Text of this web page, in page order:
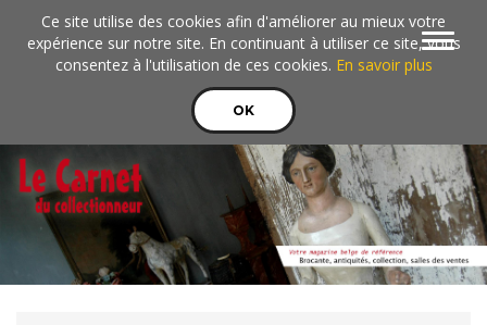
Aller au contenu principal
Ce site utilise des cookies afin d'améliorer au mieux votre
expérience sur notre site. En continuant à utiliser ce site, vous
consentez à l'utilisation de ces cookies. En savoir plus
OK
Toggle